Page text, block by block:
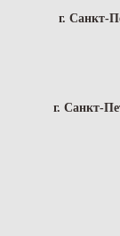
г. Санкт-
г. Санкт-